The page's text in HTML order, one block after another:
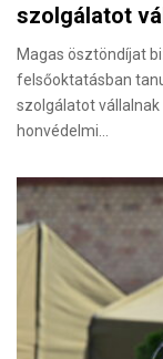
szolgálatot
Magas ösztöndíjat
felsőoktatásban
szolgálatot
honvédelmi…